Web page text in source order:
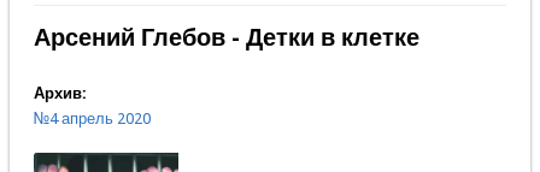
Арсений Глебов - Детки в клетке
Архив:
№4 апрель 2020